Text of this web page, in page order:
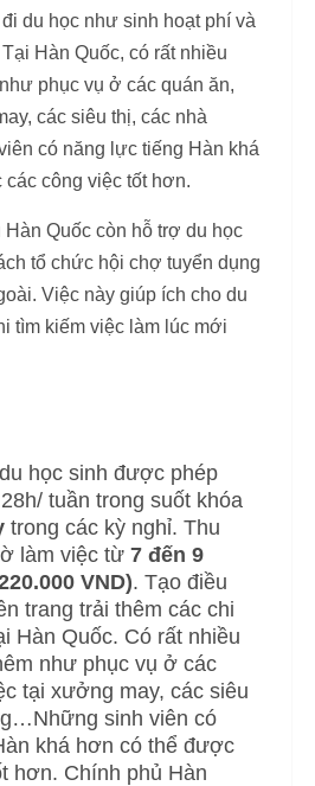
du học như sinh hoạt phí và
Hàn Quốc, có rất nhiều
phục vụ ở các quán ăn,
các siêu thị, các nhà
có năng lực tiếng Hàn khá
công việc tốt hơn.
Quốc còn hỗ trợ du học
tổ chức hội chợ tuyển dụng
Việc này giúp ích cho du
tìm kiếm việc làm lúc mới
học sinh được phép
tuần trong suốt khóa
trong các kỳ nghỉ. Thu
làm việc từ 7 đến 9
VND). Tạo điều
trang trải thêm các chi
Hàn Quốc. Có rất nhiều
như phục vụ ở các
tại xưởng may, các siêu
sinh viên có
khá hơn có thể được
hơn. Chính phủ Hàn